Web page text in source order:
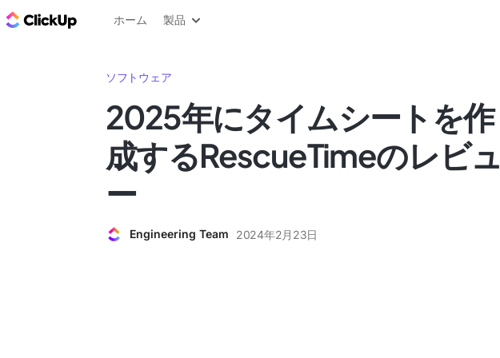
ClickUp ブログ
ホーム 製品
ソフトウェア
2025年にタイムシートを作
成するRescueTimeのレビュ
ー
Engineering Team 2024年2月23日